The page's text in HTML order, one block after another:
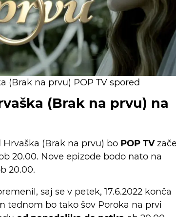
(Brak na prvu) POP TV spored
(Brak na prvu) na
(Brak na prvu) bo POP TV
20.00. Nove epizode bodo nato na
20.00.
saj se v petek, 17.6.2022 konča
tednom bo tako šov Poroka na prvi